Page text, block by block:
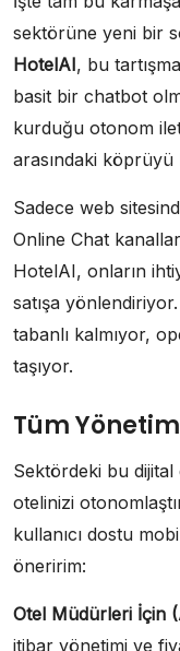
sektörüne yeni bir
HotelAI, bu
basit bir chatbot
kurduğu otonom
arasındaki
Sadece web
Online Chat
HotelAI, onların
satışa
tabanlı kalmıyor,
taşıyor.
Tüm
Sektördeki bu
otelinizi
kullanıcı dostu
öneririm:
Otel Müdürleri İçin
itibar yönetimi ve